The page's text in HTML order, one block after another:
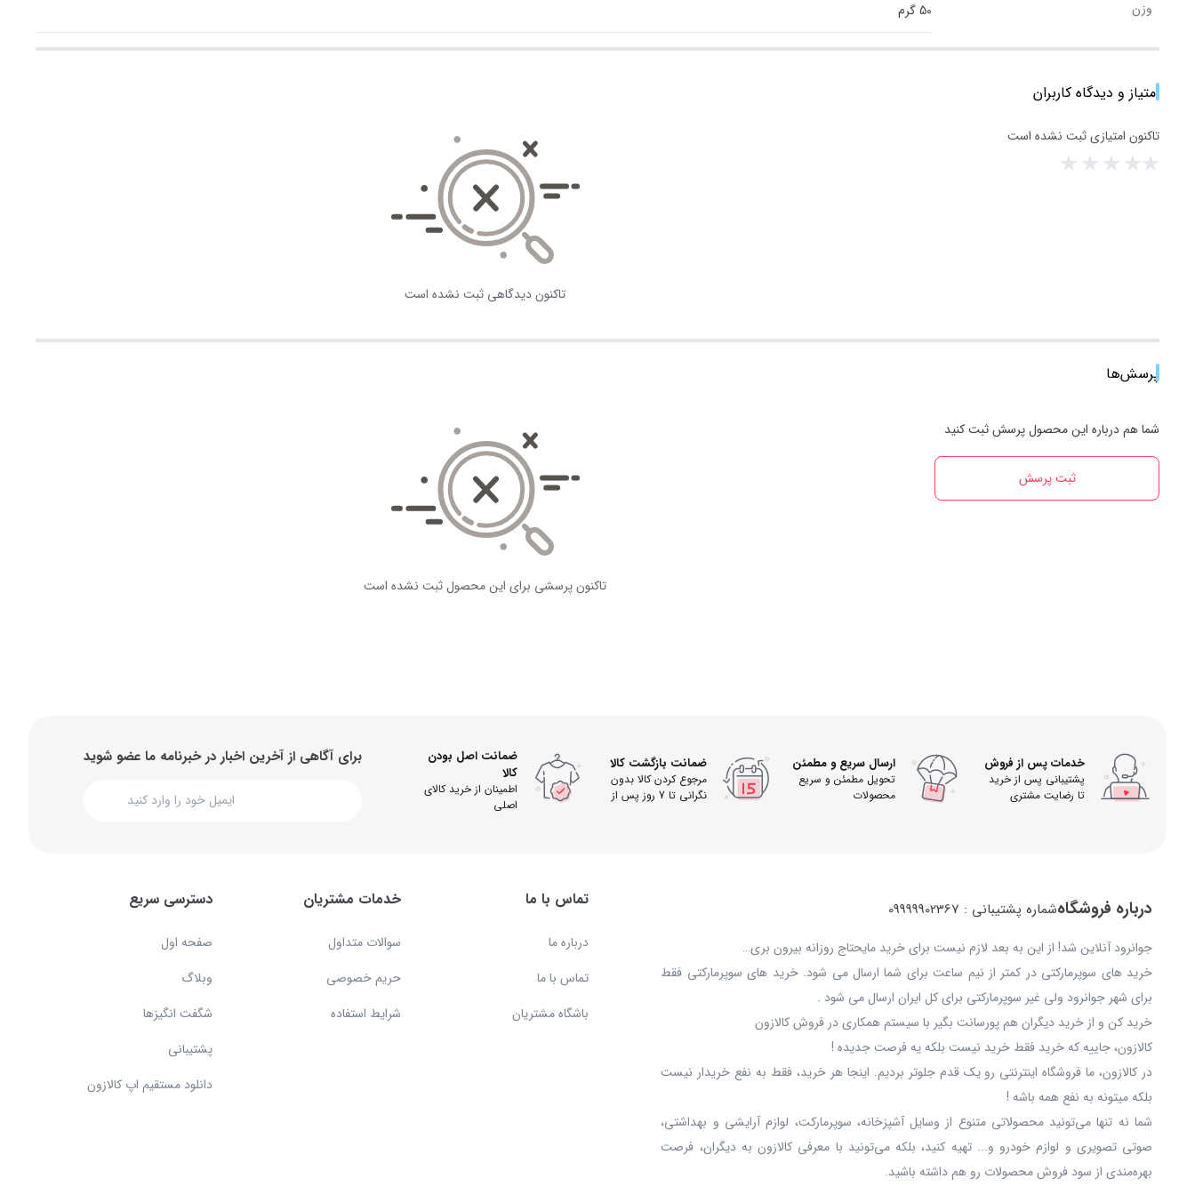
وزن 50 گرم
امتیاز و دیدگاه کاربران
تاکنون امتیازی ثبت نشده است
تاکنون دیدگاهی ثبت نشده است
پرسش‌ها
شما هم درباره این محصول پرسش ثبت کنید
ثبت پرسش
تاکنون پرسشی برای این محصول ثبت نشده است
خدمات پس از فروش
پشتیبانی پس از خرید
تا رضایت مشتری
ارسال سریع و مطمئن
تحویل مطمئن و سریع
محصولات
ضمانت بازگشت کالا
مرجوع کردن کالا بدون
نگرانی تا 7 روز پس از
ضمانت اصل بودن
کالا
اطمینان از خرید کالای
اصلی
برای آگاهی از آخرین اخبار در خبرنامه ما عضو شوید
درباره فروشگاهشماره پشتیبانی : 09999902367
جوانرود آنلاین شد! از این به بعد لازم نیست برای خرید مایحتاج روزانه بیرون بری…
خرید های سوپرمارکتی در کمتر از نیم ساعت برای شما ارسال می شود. خرید های سوپرمارکتی فقط
برای شهر جوانرود ولی غیر سوپرمارکتی برای کل ایران ارسال می شود .
خرید کن و از خرید دیگران هم پورسانت بگیر با سیستم همکاری در فروش کالازون
کالازون، جاییه که خرید فقط خرید نیست بلکه یه فرصت جدیده !
در کالازون، ما فروشگاه اینترنتی رو یک قدم جلوتر بردیم. اینجا هر خرید، فقط به نفع خریدار نیست
بلکه میتونه به نفع همه باشه !
شما نه‌ تنها می‌تونید محصولاتی متنوع از وسایل آشپزخانه، سوپرمارکت، لوازم آرایشی و بهداشتی،
صوتی تصویری و لوازم خودرو و... تهیه کنید، بلکه می‌تونید با معرفی کالازون به دیگران، فرصت
بهره‌مندی از سود فروش محصولات رو هم داشته باشید.
تماس با ما
درباره ما
تماس با ما
باشگاه مشتریان
خدمات مشتریان
سوالات متداول
حریم خصوصی
شرایط استفاده
دسترسی سریع
صفحه اول
وبلاگ
شگفت انگیزها
پشتیبانی
دانلود مستقیم اپ کالازون